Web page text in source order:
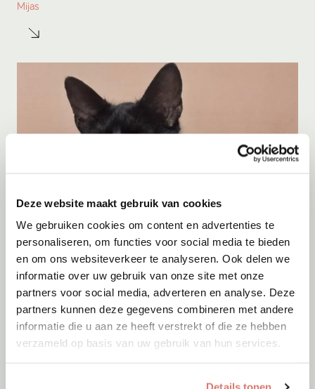
Deze website maakt gebruik van cookies
We gebruiken cookies om content en advertenties te
personaliseren, om functies voor social media te bieden
en om ons websiteverkeer te analyseren. Ook delen we
informatie over uw gebruik van onze site met onze
partners voor social media, adverteren en analyse. Deze
partners kunnen deze gegevens combineren met andere
informatie die u aan ze heeft verstrekt of die ze hebben
verzameld op basis van uw gebruik van hun services.
Mijas
Adoptie07-08-2026
Cyka
Onesti